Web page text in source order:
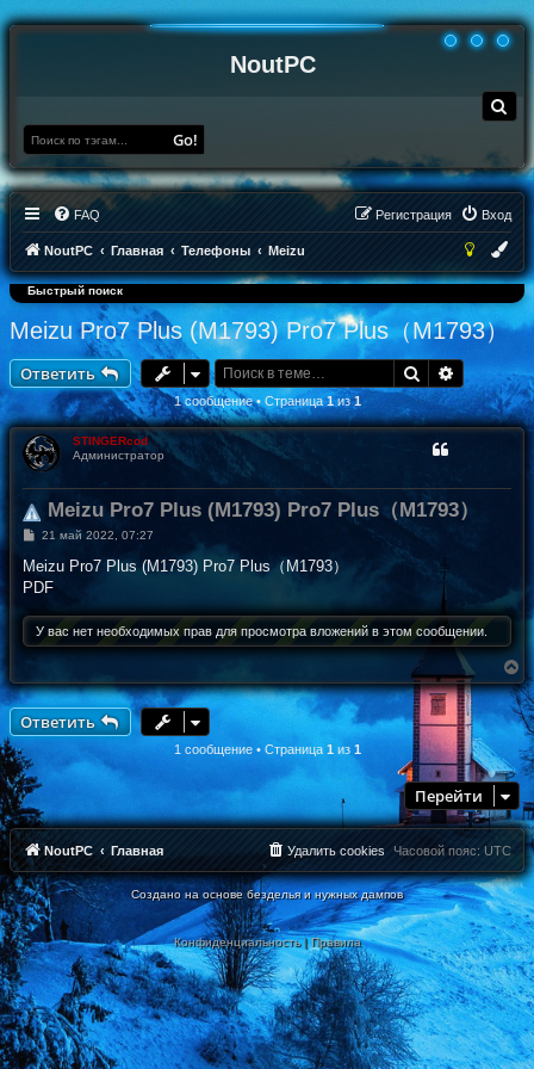
NoutPC
о
Go!
FAQ Вход
Регистрация
NoutPC Главная Телефоны Meizu
Быстрый поиск
Meizu Pro7 Plus (M1793) Pro7 Plus（M1793）
Ответить Поиск
1 сообщение • Страница1из1
STINGERcod
Администратор
Meizu Pro7 Plus (M1793) Pro7 Plus（M1793）
С
о
щ
н
и
е
21 май 2022, 07:27
Meizu Pro7 Plus (M1793) Pro7 Plus（M1793）
PDF
У вас нет необходимых прав для просмотра вложений в этом сообщении.
е
р
н
у
т
ь
я
к
н
а
ч
а
л
у
Ответить
1 сообщение • Страница 1 из 1
Перейти
NoutPC Главная Часовой пояс: UTC
Удалить cookies
Создано на основе безделья и нужных дампов
Конфиденциальность|Правила